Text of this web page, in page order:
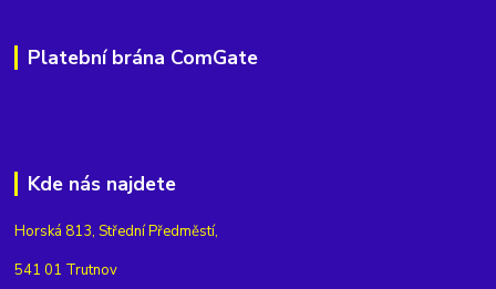
Platební brána ComGate
Kde nás najdete
Horská 813, Střední Předměstí,
541 01 Trutnov